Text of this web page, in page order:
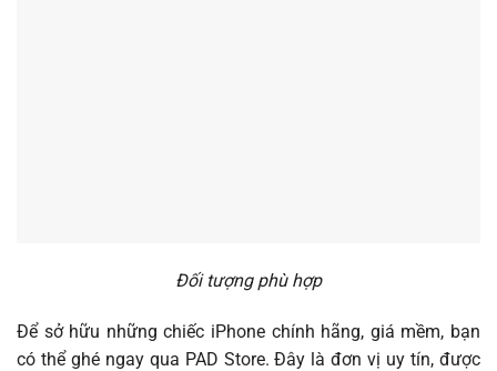
Đối tượng phù hợp
Để sở hữu những chiếc iPhone chính hãng, giá mềm, bạn
có thể ghé ngay qua PAD Store. Đây là đơn vị uy tín, được